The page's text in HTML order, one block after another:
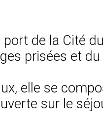
de la Cité
prisées et
elle se
sur le